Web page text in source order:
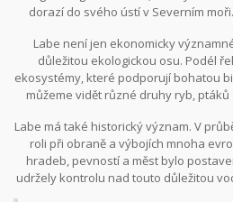
dorazí do svého ústí v Severním
splavnosti Labe a slouží jako klíčová
regionu.
Labe není jen ekonomicky
důležitou ekologickou osu. Podél
ekosystémy, které podporují bohatou
můžeme vidět různé druhy ryb, ptáků
Labe má také historický význam. V
roli při obraně a výbojích mnoha
hradeb, pevností a měst bylo
udržely kontrolu nad touto důležitou